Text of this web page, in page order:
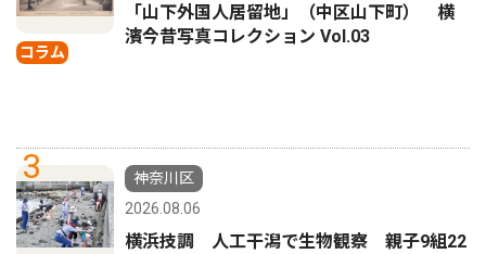
コラム
「山下外国人居留地」（中区山下町） 横
濱今昔写真コレクション Vol.03
3
神奈川区
2026.08.06
横浜技調 人工干潟で生物観察 親子9組22